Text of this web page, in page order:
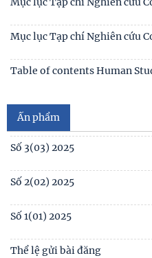
Table of contents Human
Mục lục Tạp chí Nghiên cứu
Table of contents Human
Ấn phẩm
Số 1(04) 2026
Giới thiệu sách mới: Xã hội
No1(01) 2025
Số 3(03) 2025
Số 2(02) 2025